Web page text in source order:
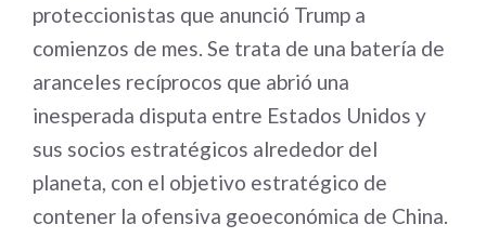
proteccionistas que anunció Trump a
comienzos de mes. Se trata de una batería de
aranceles recíprocos que abrió una
inesperada disputa entre Estados Unidos y
sus socios estratégicos alrededor del
planeta, con el objetivo estratégico de
contener la ofensiva geoeconómica de China.